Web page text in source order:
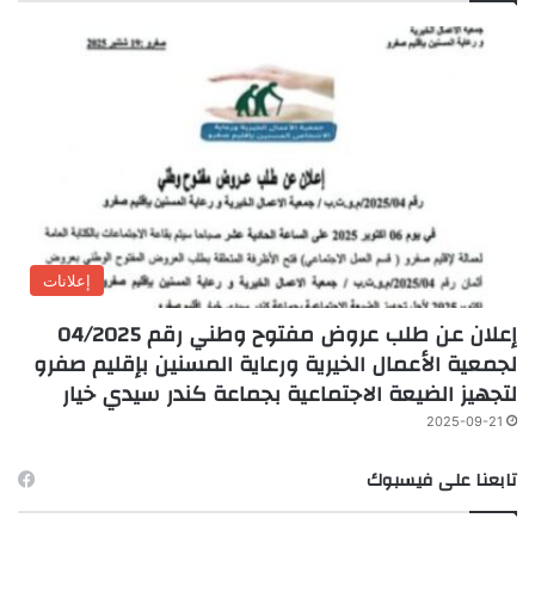
إعلانات
إعلان عن طلب عروض مفتوح وطني رقم 04/2025
لجمعية الأعمال الخيرية ورعاية المسنين بإقليم صفرو
لتجهيز الضيعة الاجتماعية بجماعة كندر سيدي خيار
2025-09-21
تابعنا على فيسبوك